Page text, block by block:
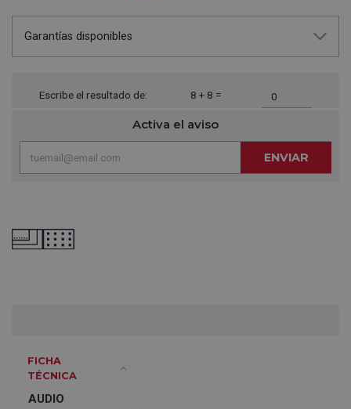
Garantías disponibles
Escribe el resultado de: 8 + 8 =
Activa el aviso
ENVIAR
FICHA
TÉCNICA
AUDIO